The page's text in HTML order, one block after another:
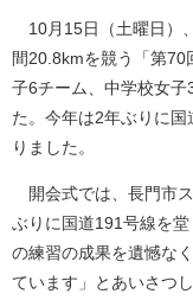
10月15日（土曜日）
間20.8kmを競う「第70
子6チーム、中学校女
た。今年は2年ぶりに
りました。
開会式では、長門市
ぶりに国道191号線を
の練習の成果を遺憾な
ています」とあいさつ